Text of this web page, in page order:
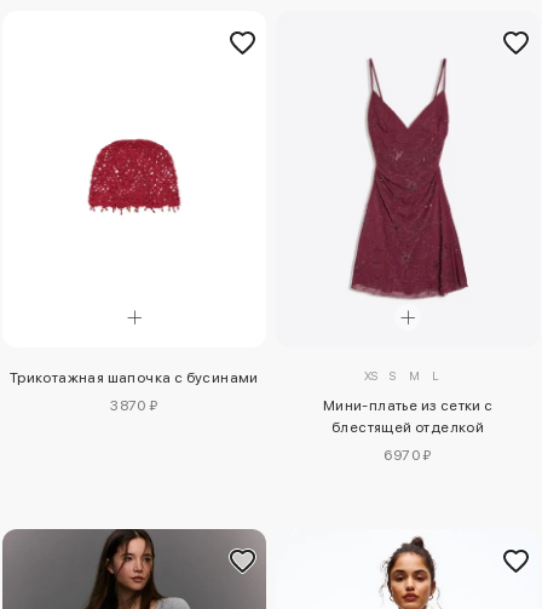
Трикотажная шапочка с бусинами
3870 ₽
XS S M L
Мини-платье из сетки с
блестящей отделкой
6970 ₽